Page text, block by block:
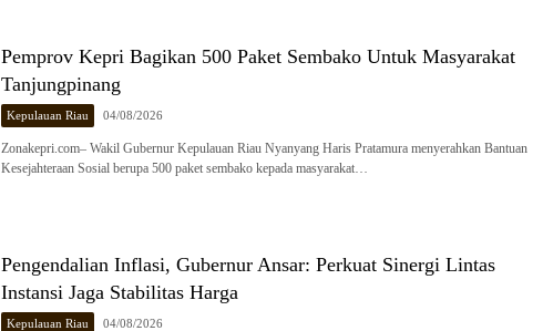
Pemprov Kepri Bagikan 500 Paket Sembako Untuk Masyarakat
Tanjungpinang
Kepulauan Riau 04/08/2026
Zonakepri.com– Wakil Gubernur Kepulauan Riau Nyanyang Haris Pratamura menyerahkan Bantuan
Kesejahteraan Sosial berupa 500 paket sembako kepada masyarakat…
Pengendalian Inflasi, Gubernur Ansar: Perkuat Sinergi Lintas
Instansi Jaga Stabilitas Harga
Kepulauan Riau 04/08/2026